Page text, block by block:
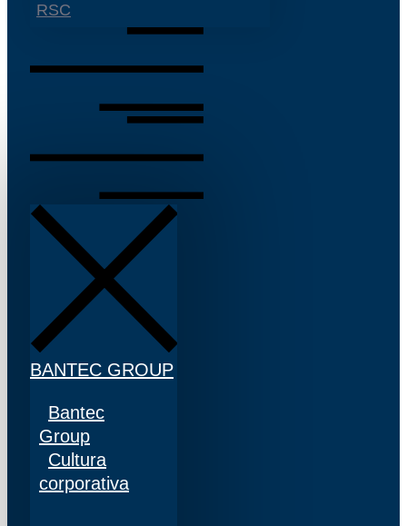
RSC
BANTEC GROUP
Bantec
Group
Cultura
corporativa